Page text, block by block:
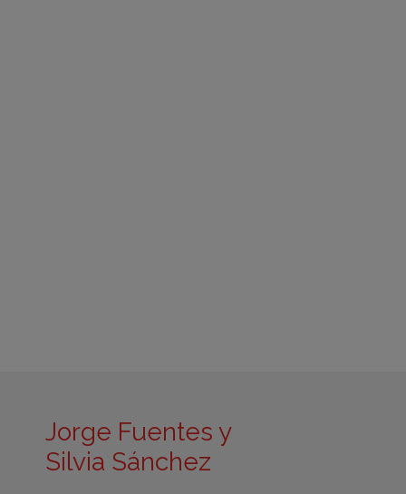
Jorge Fuentes y
Silvia Sánchez